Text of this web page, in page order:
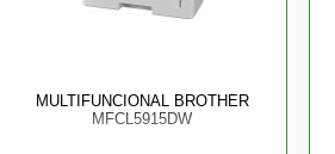
MULTIFUNCIONAL BROTHER
MFCL5915DW